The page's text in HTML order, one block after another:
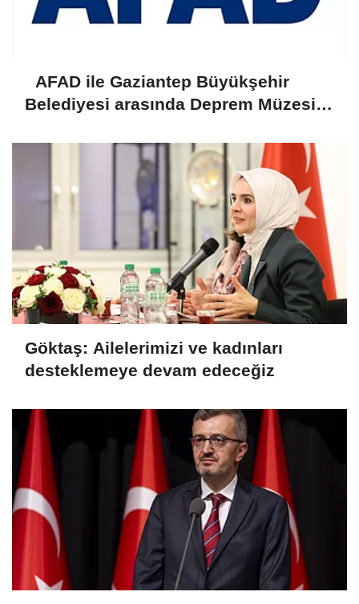
AFAD ile Gaziantep Büyükşehir
Belediyesi arasında Deprem Müzesi
Göktaş: Ailelerimizi ve kadınları
desteklemeye devam edeceğiz